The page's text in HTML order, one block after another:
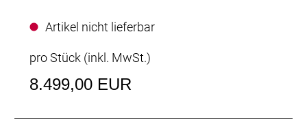
Artikel nicht lieferbar
pro Stück (inkl. MwSt.)
8.499,00 EUR